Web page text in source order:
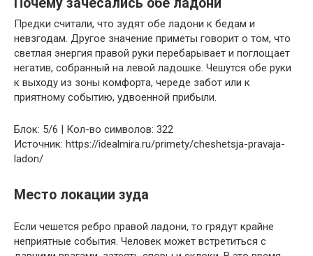
Предки считали, что зудят обе ладони к бедам и
невзгодам. Другое значение приметы говорит о том, что
светлая энергия правой руки перебарывает и поглощает
негатив, собранный на левой ладошке. Чешутся обе руки
к выходу из зоны комфорта, череде забот или к
приятному событию, удвоенной прибыли.
Блок: 5/6 | Кол-во символов: 322
Источник: https://idealmira.ru/primety/cheshetsja-pravaja-
ladon/
Место локации зуда
Если чешется ребро правой ладони, то грядут крайне
неприятные события. Человек может встретиться с